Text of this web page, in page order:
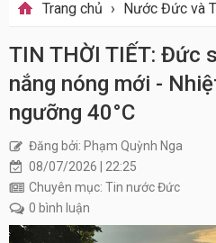
Trang chủ › Nước Đức và
TIN THỜI TIẾT: Đức
nắng nóng mới -
ngưỡng 40°C
Đăng bởi: Phạm Quỳnh Nga
08/07/2026 | 22:25
Chuyên mục: Tin nước Đức
0 bình luận